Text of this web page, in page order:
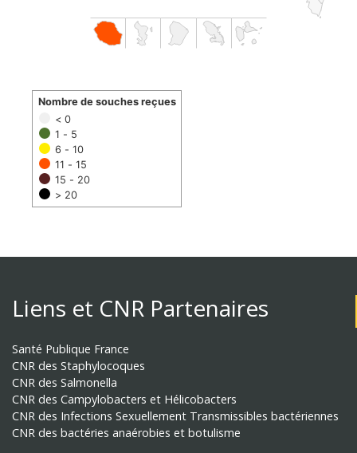
< 0
1 - 5
6 - 10
11 - 15
15 - 20
> 20
Nombre de souches reçues
Liens et CNR Partenaires
Santé Publique France
CNR des Staphylocoques
CNR des Salmonella
CNR des Campylobacters et Hélicobacters
CNR des Infections Sexuellement Transmissibles bactériennes
CNR des bactéries anaérobies et botulisme